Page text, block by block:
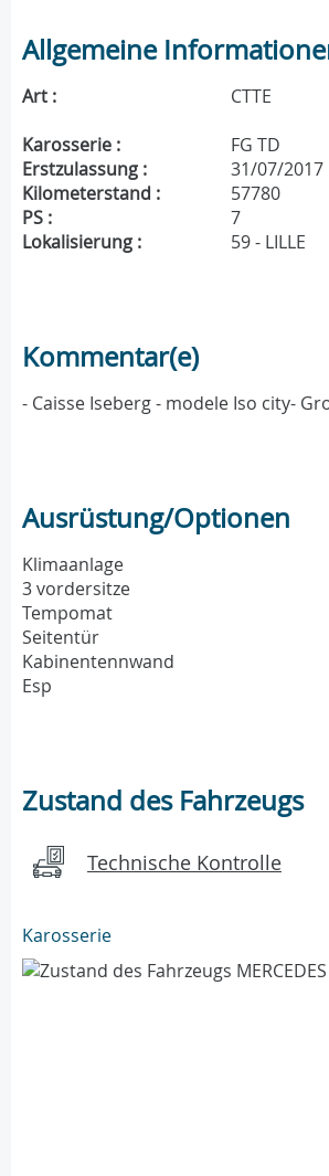
Allgemeine
Art : CTTE
Karosserie : FG TD
Erstzulassung :
31/07/2017
Kilometerstand :
57780
PS :
7
Lokalisierung :
59 - LILLE
Kommentar(e)
- Caisse Iseberg - modele Iso city-
Ausrüstung/Optionen
Klimaanlage
3 vordersitze
Tempomat
Seitentür
Kabinentennwand
Esp
Zustand des Fahrzeugs
Technische Kontrolle
Karosserie